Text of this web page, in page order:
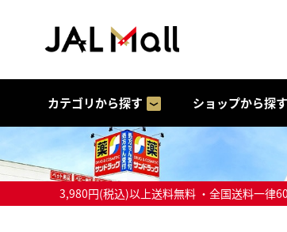
カテゴリから探す ショップから探す
3,980円(税込)以上送料無料 ・全国送料一律